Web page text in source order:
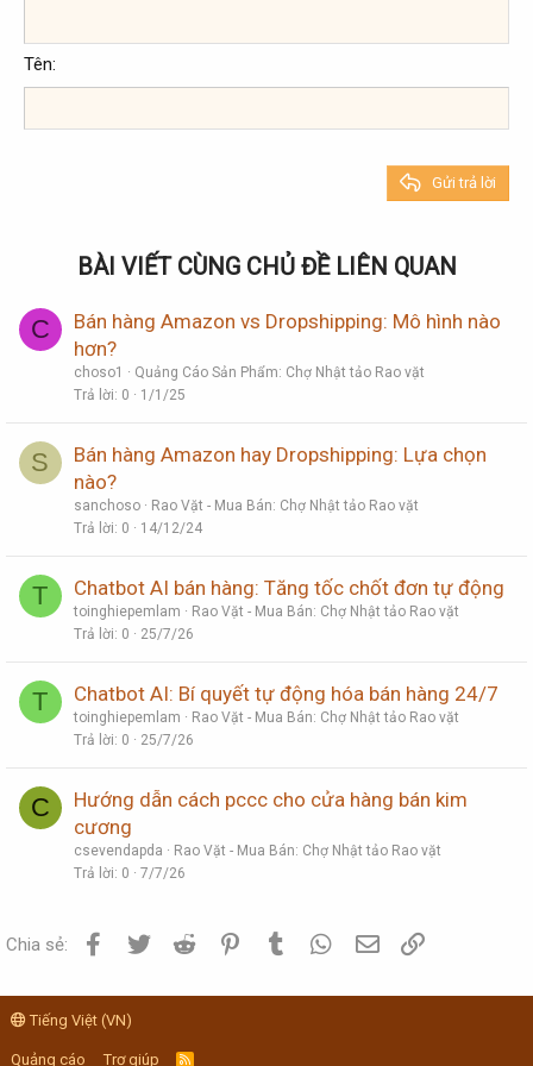
18
22
Tahoma
Times New Roman
Heading 2
Tên
Gửi trả lời
BÀI VIẾT CÙNG CHỦ ĐỀ LIÊN QUAN
C
Bán hàng Amazon vs Dropshipping: Mô hình nào
hơn?
choso1
Quảng Cáo Sản Phẩm: Chợ Nhật tảo Rao vặt
Trả lời 0 1/1/25
S
Bán hàng Amazon hay Dropshipping: Lựa chọn
nào?
sanchoso
Rao Vặt - Mua Bán: Chợ Nhật tảo Rao vặt
Trả lời 0 14/12/24
T Chatbot AI bán hàng: Tăng tốc chốt đơn tự động
toinghiepemlam
Rao Vặt - Mua Bán: Chợ Nhật tảo Rao vặt
Trả lời 0 25/7/26
T Chatbot AI: Bí quyết tự động hóa bán hàng 24/7
toinghiepemlam
Rao Vặt - Mua Bán: Chợ Nhật tảo Rao vặt
Trả lời 0 25/7/26
C
Hướng dẫn cách pccc cho cửa hàng bán kim
cương
csevendapda
Rao Vặt - Mua Bán: Chợ Nhật tảo Rao vặt
Trả lời 0 7/7/26
Chia sẻ: Facebook
Twitter Reddit PinterestTumblr WhatsApp
Email
Tiếng Việt (VN)
Quảng cáo Trợ giúp R